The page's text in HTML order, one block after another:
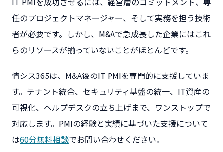
任のプロジェクトマネージャー、そして実務を担う技術
者が必要です。しかし、M&Aで急成長した企業にはこれ
らのリソースが揃っていないことがほとんどです。
情シス365は、M&A後のIT PMIを専門的に支援していま
す。テナント統合、セキュリティ基盤の統一、IT資産の
可視化、ヘルプデスクの立ち上げまで、ワンストップで
対応します。PMIの経験と実績に基づいた支援について
は60分無料相談でお問い合わせください。